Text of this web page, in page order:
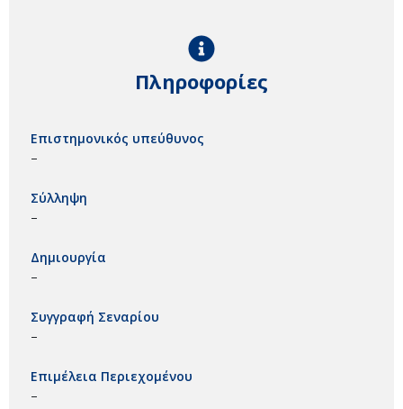
Πληροφορίες
Επιστημονικός υπεύθυνος
–
Σύλληψη
–
Δημιουργία
–
Συγγραφή Σεναρίου
–
Επιμέλεια Περιεχομένου
–